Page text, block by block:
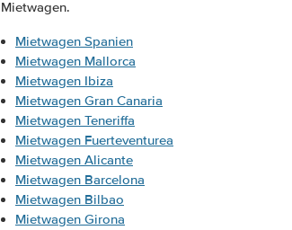
Mietwagen.
Mietwagen Spanien
Mietwagen Mallorca
Mietwagen Ibiza
Mietwagen Gran Canaria
Mietwagen Teneriffa
Mietwagen Fuerteventurea
Mietwagen Alicante
Mietwagen Barcelona
Mietwagen Bilbao
Mietwagen Girona